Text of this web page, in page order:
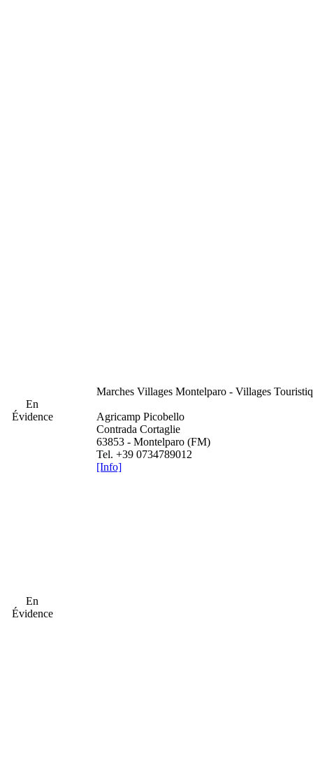
En
Évidence
En
Évidence
Marches Villages Montelparo - Villages
Agricamp Picobello
Contrada Cortaglie
63853 - Montelparo (FM)
Tel. +39 0734789012
[Info]